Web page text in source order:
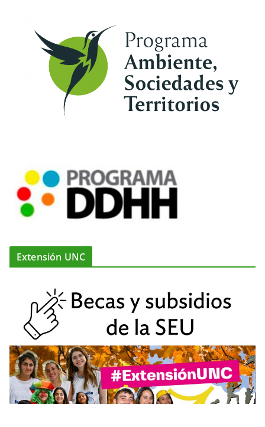
Extensión UNC